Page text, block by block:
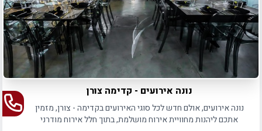
לאורך כל שלבי האירוע.
נונה אירועים - קדימה צורן
נונה אירועים, אולם חדש לכל סוגי האירועים בקדימה - צורן, מזמין
אתכם ליהנות מחוויית אירוח מושלמת, בתוך חלל אירוח מודרני